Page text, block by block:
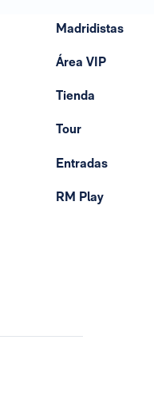
Madridistas
Área VIP
Tienda
Tour
Entradas
RM Play